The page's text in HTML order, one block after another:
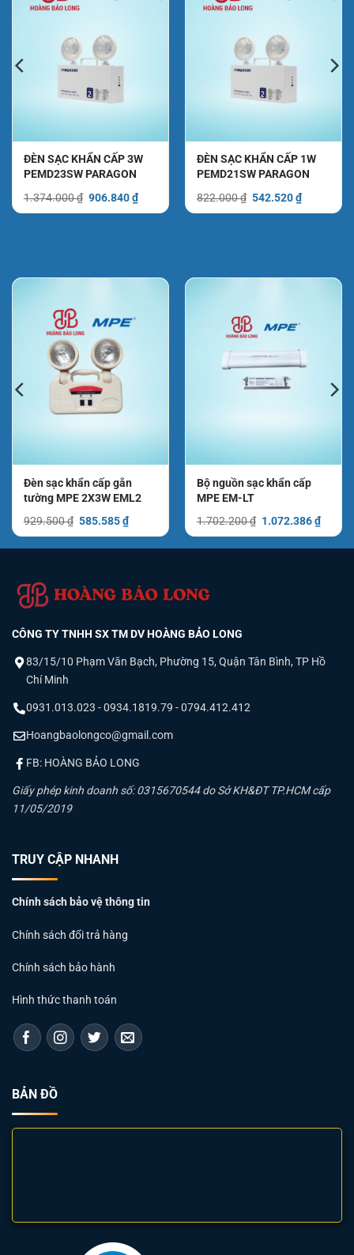
ĐÈN SẠC KHẨN CẤP 3W
PEMD23SW PARAGON
1.374.000₫ Giá
là:
906.840₫Giá
hiện
tại
ĐÈN SẠC KHẨN CẤP 1W
PEMD21SW PARAGON
822.000₫ Giá
là:
542.520₫Giá
hiện
tại
Đèn sạc khẩn cấp gắn
tường MPE 2X3W EML2
929.500₫ Giá
là:
929.500 ₫.
585.585₫Giá
hiện
tại
là:
Bộ nguồn sạc khẩn cấp
MPE EM-LT
1.702.200₫ Giá
là:
1.702.200 ₫.
1.072.386₫Giá
hiện
tại
là:
CÔNG TY TNHH SX TM DV HOÀNG BẢO LONG
83/15/10 Phạm Văn Bạch, Phường 15, Quận Tân Bình, TP Hồ
Chí Minh
0931.013.023 - 0934.1819.79 - 0794.412.412
Hoangbaolongco@gmail.com
FB: HOÀNG BẢO LONG
Giấy phép kinh doanh số: 0315670544 do Sở KH&ĐT TP.HCM cấp
11/05/2019
TRUY CẬP NHANH
Chính sách bảo vệ thông tin
Chính sách đổi trả hàng
Chính sách bảo hành
Hình thức thanh toán
BẢN ĐỒ